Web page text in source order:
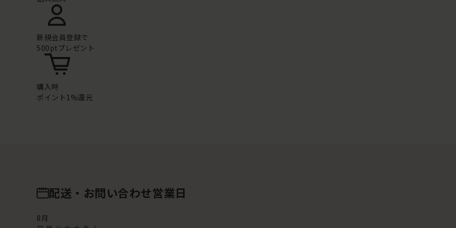
新規会員登録で
500ptプレゼント
購入時
ポイント1%還元
配送・お問い合わせ営業日
8月